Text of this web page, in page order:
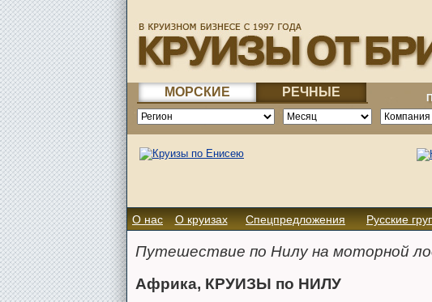
МОРСКИЕ РЕЧНЫЕ
О нас О круизах Спецпредложения Русские
Путешествие по Нилу на моторной
Африка, КРУИЗЫ по НИЛУ